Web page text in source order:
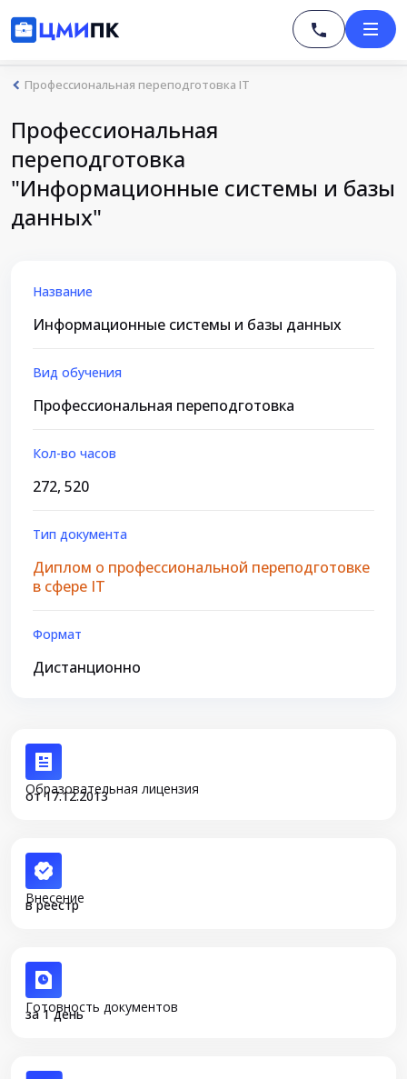
Профессиональная переподготовка IT
Профессиональная
переподготовка
"Информационные системы и базы
данных"
Название
Информационные системы и базы данных
Вид обучения
Профессиональная переподготовка
Кол-во часов
272, 520
Тип документа
Диплом о профессиональной переподготовке
в сфере IT
Формат
Дистанционно
Образовательная лицензия
от 17.12.2013
Внесение
в реестр
Готовность документов
за 1 день